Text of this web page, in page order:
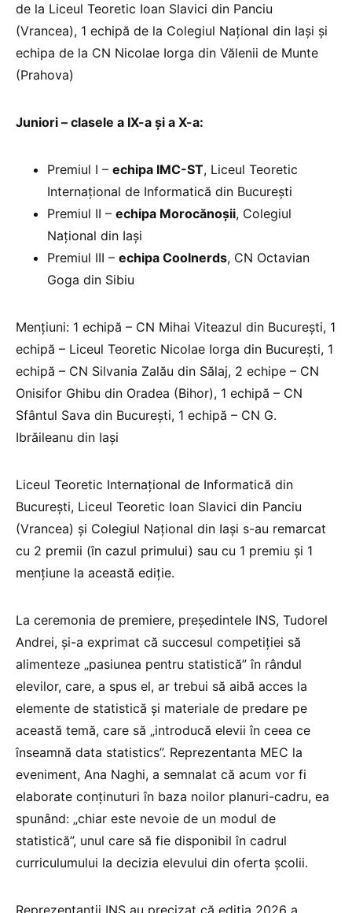
de la Liceul Teoretic Ioan Slavici din Panciu
(Vrancea), 1 echipă de la Colegiul Național din Iași și
echipa de la CN Nicolae Iorga din Vălenii de Munte
(Prahova)
Juniori – clasele a IX-a și a X-a:
Premiul I – echipa IMC-ST, Liceul Teoretic
Internațional de Informatică din București
Premiul II – echipa Morocănoșii, Colegiul
Național din Iași
Premiul III – echipa Coolnerds, CN Octavian
Goga din Sibiu
Mențiuni: 1 echipă – CN Mihai Viteazul din București, 1
echipă – Liceul Teoretic Nicolae Iorga din București, 1
echipă – CN Silvania Zalău din Sălaj, 2 echipe – CN
Onisifor Ghibu din Oradea (Bihor), 1 echipă – CN
Sfântul Sava din București, 1 echipă – CN G.
Ibrăileanu din Iași
Liceul Teoretic Internațional de Informatică din
București, Liceul Teoretic Ioan Slavici din Panciu
(Vrancea) și Colegiul Național din Iași s-au remarcat
cu 2 premii (în cazul primului) sau cu 1 premiu și 1
mențiune la această ediție.
La ceremonia de premiere, președintele INS, Tudorel
Andrei, și-a exprimat că succesul competiției să
alimenteze „pasiunea pentru statistică” în rândul
elevilor, care, a spus el, ar trebui să aibă acces la
elemente de statistică și materiale de predare pe
această temă, care să „introducă elevii în ceea ce
înseamnă data statistics”. Reprezentanta MEC la
eveniment, Ana Naghi, a semnalat că acum vor fi
elaborate conținuturi în baza noilor planuri-cadru, ea
spunând: „chiar este nevoie de un modul de
statistică”, unul care să fie disponibil în cadrul
curriculumului la decizia elevului din oferta școlii.